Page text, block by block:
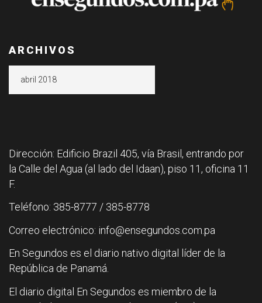
ARCHIVOS
Dirección: Edificio Brazil 405, vía Brasil, entrando por
la Calle del Agua (al lado del Idaan), piso 11, oficina 11
F.
Teléfono: 385-8777 / 385-8778
Correo electrónico: info@ensegundos.com.pa
En Segundos es el diario nativo digital líder de la
República de Panamá.
El diario digital En Segundos es miembro de la